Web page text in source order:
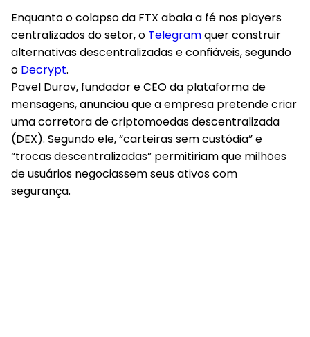
Enquanto o colapso da FTX abala a fé nos players
centralizados do setor, o Telegramquer construir
alternativas descentralizadas e confiáveis, segundo
o Decrypt.
Pavel Durov, fundador e CEO da plataforma de
mensagens, anunciou que a empresa pretende criar
uma corretora de criptomoedas descentralizada
(DEX). Segundo ele, “carteiras sem custódia” e
“trocas descentralizadas” permitiriam que milhões
de usuários negociassem seus ativos com
segurança.